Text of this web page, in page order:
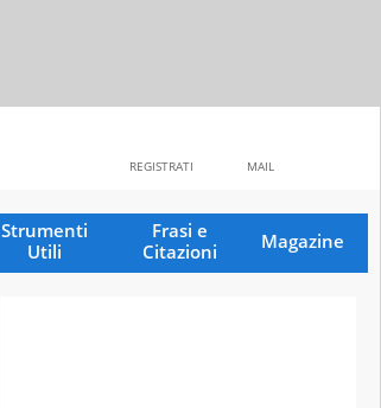
MAIL
REGISTRATI
Strumenti
Utili
Frasi e
Citazioni
Magazine